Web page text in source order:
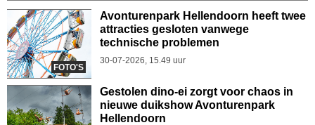
FOTO'S
Avonturenpark Hellendoorn heeft twee
attracties gesloten vanwege
technische problemen
30-07-2026, 15.49 uur
Gestolen dino-ei zorgt voor chaos in
nieuwe duikshow Avonturenpark
Hellendoorn